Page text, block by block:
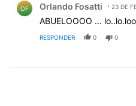
OF Orlando Fosatti 23 DE
ABUELOOOO ...
RESPONDER 0 0